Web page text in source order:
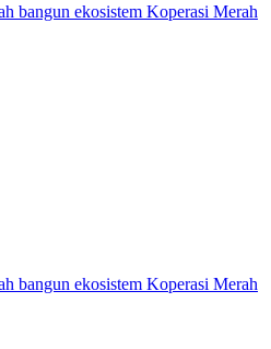
bangun ekosistem Koperasi Merah
bangun ekosistem Koperasi Merah